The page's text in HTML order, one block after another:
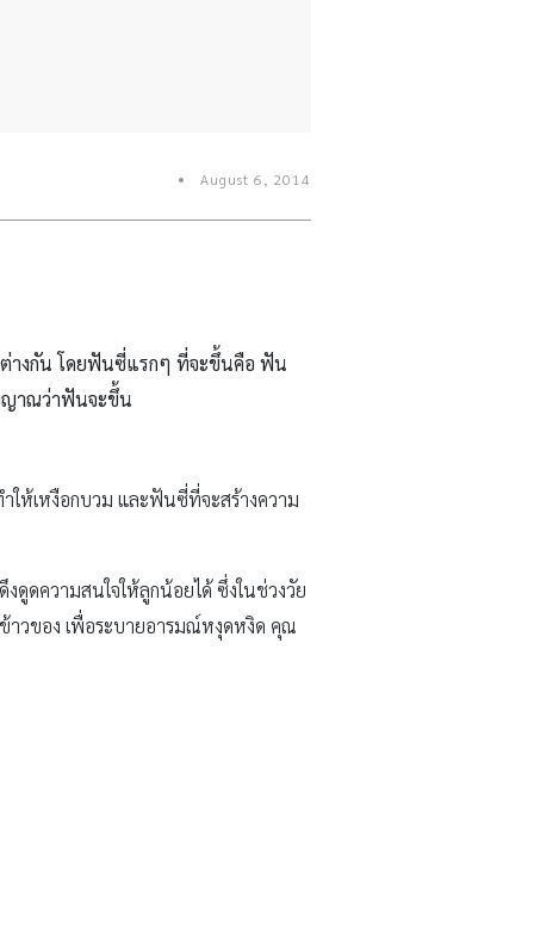
August 6, 2014
างกัน โดยฟันซี่แรกๆ ที่จะขึ้นคือ ฟัน
ญาณว่าฟันจะขึ้น
ให้เหงือกบวม และฟันซี่ที่จะสร้างความ
ดความสนใจให้ลูกน้อยได้ ซึ่งในช่วงวัย
วของ เพื่อระบายอารมณ์หงุดหงิด คุณ